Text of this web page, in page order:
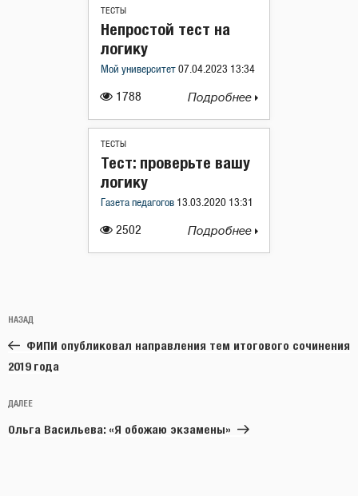
ТЕСТЫ
1788
Непростой тест на
логику
Мой университет 07.04.2023 13:34
Подробнее
ТЕСТЫ
2502
Тест: проверьте вашу
логику
Газета педагогов 13.03.2020 13:31
Подробнее
по
записям
Предыдущая
запись:
НАЗАД
ФИПИ опубликовал направления тем итогового сочинения
2019 года
Следующая
запись
ДАЛЕЕ
Ольга Васильева: «Я обожаю экзамены»